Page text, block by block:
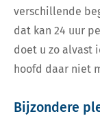
verschillende
dat kan 24 uur
doet u zo alvast
hoofd daar niet
Bijzondere